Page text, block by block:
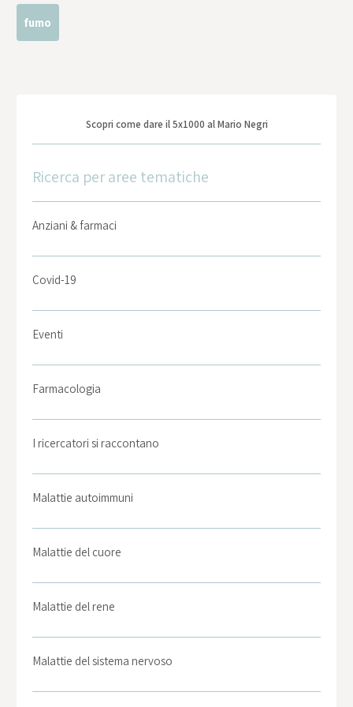
fumo
Scopri come dare il 5x1000 al Mario Negri
Ricerca per aree tematiche
Anziani & farmaci
Covid-19
Eventi
Farmacologia
I ricercatori si raccontano
Malattie autoimmuni
Malattie del cuore
Malattie del rene
Malattie del sistema nervoso